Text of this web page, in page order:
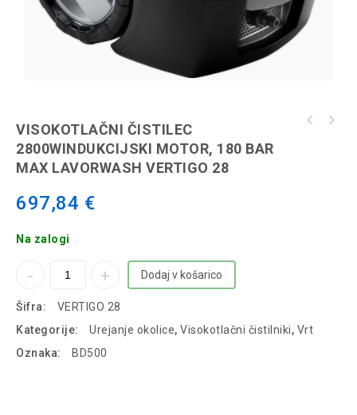
VISOKOTLAČNI ČISTILEC
2800WINDUKCIJSKI MOTOR, 180 BAR
MAX LAVORWASH VERTIGO 28
697,84 €
Na zalogi
Dodaj v košarico
Šifra:
VERTIGO 28
Kategorije:
Urejanje okolice, Visokotlačni čistilniki, Vrt
Oznaka:
BD500